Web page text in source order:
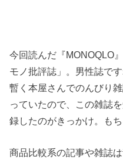
今回読んだ『MONOQLO
モノ批評誌」。男性誌です
暫く本屋さんでのんびり
っていたので、この雑誌
録したのがきっかけ。も
商品比較系の記事や雑誌